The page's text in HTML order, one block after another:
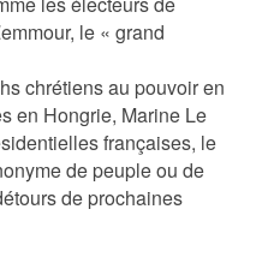
le « grand
chrétiens au pouvoir en
en Hongrie, Marine Le
françaises, le
de peuple ou de
de prochaines